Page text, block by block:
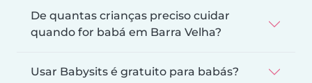
De quantas crianças preciso cuidar
quando for babá em Barra Velha?
Usar Babysits é gratuito para babás?